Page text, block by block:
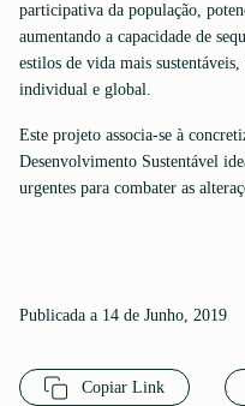
participativa da população,
aumentando a capacidade de
estilos de vida mais
individual e global.
Este projeto associa-se à
Desenvolvimento Sustentável
urgentes para combater as
Publicada a 14 de Junho, 2019
Copiar Link